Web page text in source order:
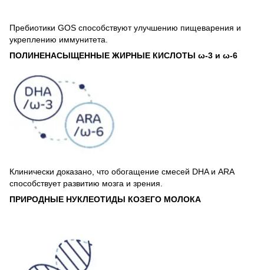
Пребиотики GOS способствуют улучшению пищеварения и
укреплению иммунитета.
ПОЛИНЕНАСЫЩЕННЫЕ ЖИРНЫЕ КИСЛОТЫ ω-3 и ω-6
Клинически доказано, что обогащение смесей DHA и ARA
способствует развитию мозга и зрения.
ПРИРОДНЫЕ НУКЛЕОТИДЫ КОЗЕГО МОЛОКА